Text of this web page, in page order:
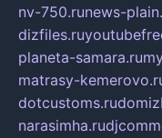
nv-750.runews-
dizfiles.ru
planeta-samara.ru
matrasy-
dotcustoms.ru
narasimha.ru